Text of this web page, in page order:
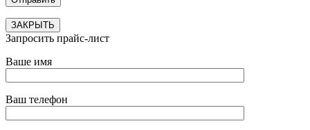
ЗАКРЫТЬ
Запросить прайс-лист
Ваше имя
Ваш телефон